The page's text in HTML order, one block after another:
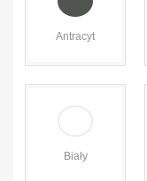
Antracyt
Biały